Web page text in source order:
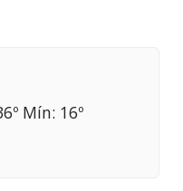
Mín: 16º